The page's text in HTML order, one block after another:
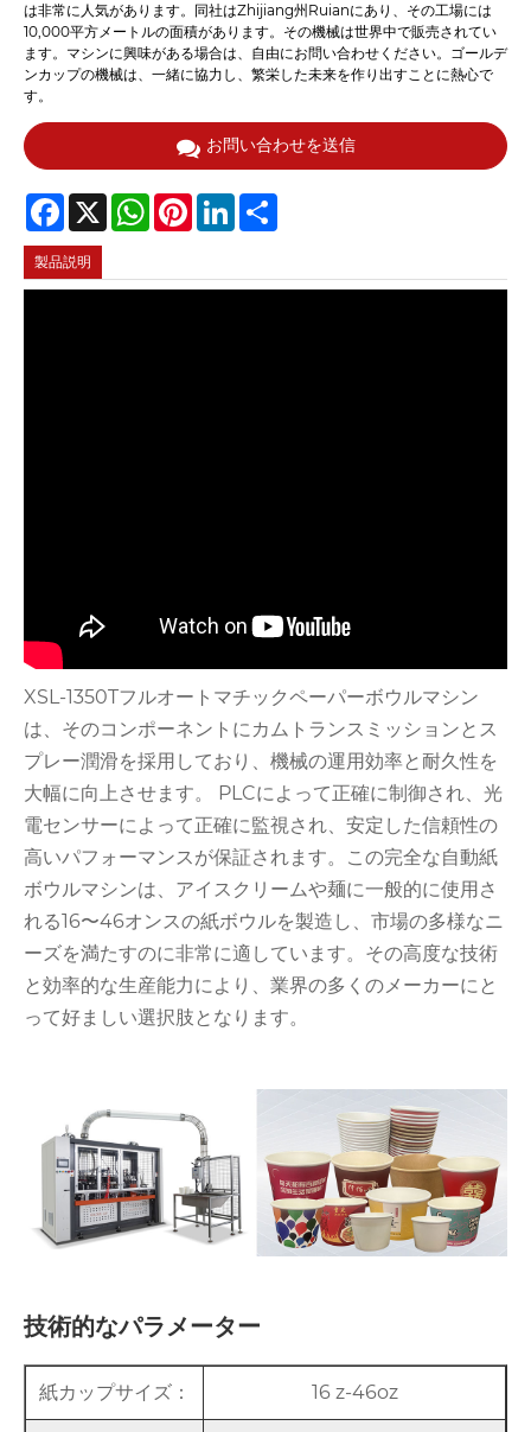
は非常に人気があります。同社はZhijiang州Ruianにあり、その工場には
10,000平方メートルの面積があります。その機械は世界中で販売されてい
ます。マシンに興味がある場合は、自由にお問い合わせください。ゴールデ
ンカップの機械は、一緒に協力し、繁栄した未来を作り出すことに熱心で
す。
お問い合わせを送信
Facebook
X WhatsAppPinterestLinkedIn
製品説明
XSL-1350Tフルオートマチックペーパーボウルマシン
は、そのコンポーネントにカムトランスミッションとス
プレー潤滑を採用しており、機械の運用効率と耐久性を
大幅に向上させます。 PLCによって正確に制御され、光
電センサーによって正確に監視され、安定した信頼性の
高いパフォーマンスが保証されます。この完全な自動紙
ボウルマシンは、アイスクリームや麺に一般的に使用さ
れる16〜46オンスの紙ボウルを製造し、市場の多様なニ
ーズを満たすのに非常に適しています。その高度な技術
と効率的な生産能力により、業界の多くのメーカーにと
って好ましい選択肢となります。
技術的なパラメーター
紙カップサイズ： 16 z-46oz